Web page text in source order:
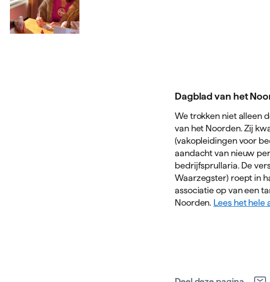
Dagblad van het
We trokken niet alleen
van het Noorden. Zij
(vakopleidingen voor
aandacht van nieuw
bedrijfsprullaria. De
Waarzegster) roept in
associatie op van een
Noorden. Lees het hele